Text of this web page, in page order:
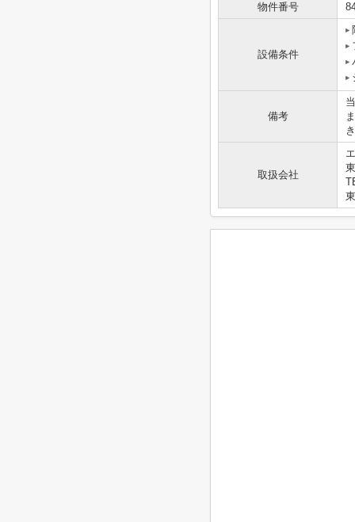
物件番号
設備条件
備考
取扱会社